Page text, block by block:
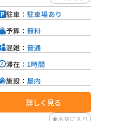
駐車： 駐車場あり
予算： 無料
混雑： 普通
滞在： 1時間
施設： 屋内
詳しく見る
お気に入り